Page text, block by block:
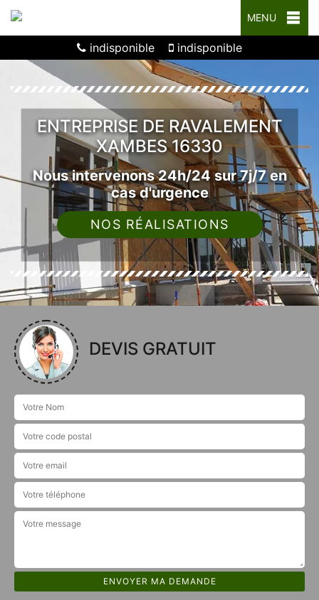
MENU
indisponible indisponible
ENTREPRISE DE RAVALEMENT
XAMBES 16330
Nous intervenons 24h/24 sur 7j/7 en
cas d'urgence
NOS RÉALISATIONS
DEVIS GRATUIT